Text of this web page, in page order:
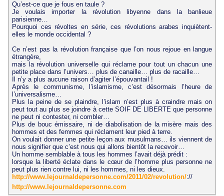
Qu’est-ce que je fous en taule ?
Je voulais importer la révolution libyenne dans la banlieue
parisienne…
Pourquoi ces révoltes en série, ces révolutions arabes inquiètent-
elles le monde occidental ?
Ce n’est pas la révolution française que l’on nous rejoue en langue
étrangère,
mais la révolution universelle qui réclame pour tout un chacun une
petite place dans l’univers… plus de canaille… plus de racaille…
Il n’y a plus aucune raison d’agiter l’épouvantail !
Après le communisme, l’islamisme, c’est désormais l’heure de
l’universalisme…
Plus la peine de se plaindre, l’islam n’est plus à craindre mais on
peut tout au plus se joindre à cette SOIF DE LIBERTE que personne
ne peut ni contester, ni combler…
Plus de bouc émissaire, ni de diabolisation de la misère mais des
hommes et des femmes qui réclament leur pied à terre.
On voulait donner une petite leçon aux musulmans… ils viennent de
nous signifier que c’est nous qui allons bientôt la recevoir…
Un homme semblable à tous les hommes l’avait déjà prédit :
lorsque la liberté éclate dans le cœur de l’homme plus personne ne
peut plus rien contre lui, ni les hommes, ni les dieux.
http://www.lejournaldepersonne.com/2011/02/revolution/://
http://www.lejournaldepersonne.com